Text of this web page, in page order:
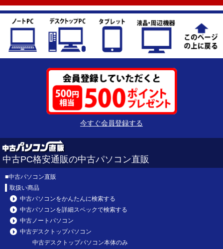
今すぐ会員登録する
中古PC格安通販の中古パソコン直販
■中古パソコン直販
取扱い商品
中古パソコンをかんたんに検索する
中古パソコンを詳細スペックで検索する
中古ノートパソコン
中古デスクトップパソコン
中古デスクトップパソコン本体のみ